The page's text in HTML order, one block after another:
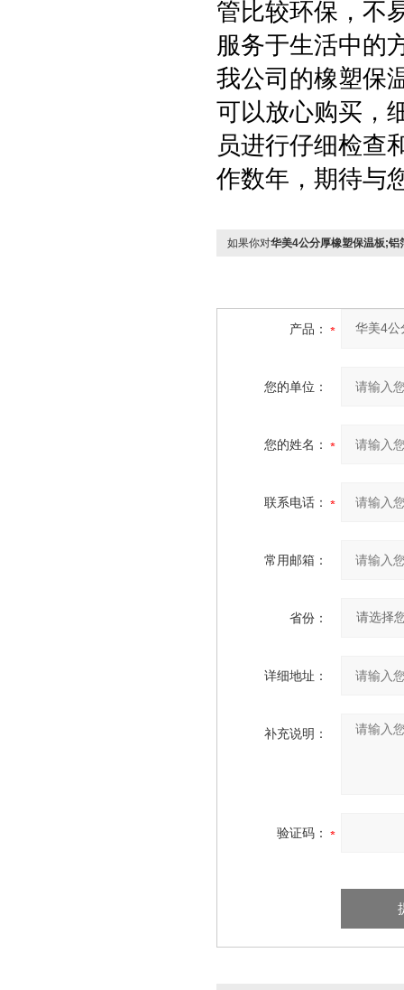
管比较环保，不
服务于生活中的
我公司的橡塑保
可以放心购买，
员进行仔细检查
作数年，期待与
如果你对华美4公分厚橡塑保温板;铝
产品：
您的单位：
您的姓名：
联系电话：
常用邮箱：
省份：
详细地址：
补充说明：
验证码：